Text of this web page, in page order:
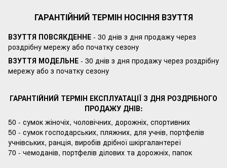
ГАРАНТІЙНИЙ ТЕРМІН НОСІННЯ ВЗУТТЯ
ВЗУТТЯ ПОВСЯКДЕННЕ - 30 днів з дня продажу через
роздрібну мережу або початку сезону
ВЗУТТЯ МОДЕЛЬНЕ - 30 днів з дня продажу через роздрібну
мережу або з початку сезону
ГАРАНТІЙНИЙ ТЕРМІН ЕКСПЛУАТАЦІЇ З ДНЯ РОЗДРІБНОГО
ПРОДАЖУ ДНІВ:
50 - сумок жіночіх, чоловічних, дорожніх, спортивних
50 - сумок господарських, пляжних, для учнів, портфелів
учнівських, ранція, виробів дрібної шкіргалантереї
70 - чемоданів, портфелів ділових та дорожніх, папок